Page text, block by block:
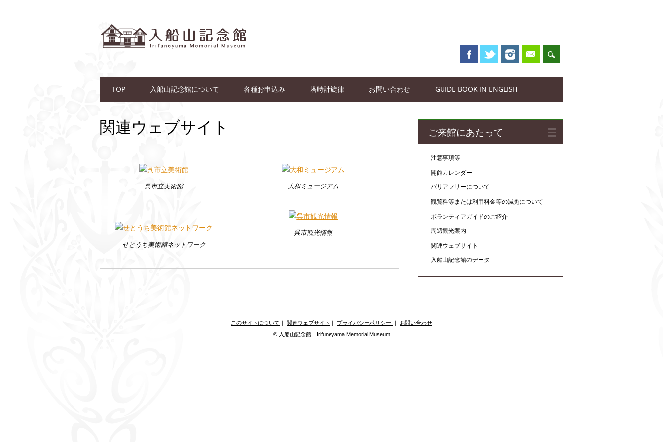
Main menu
TOP 入船山記念館について 各種お申込み 塔時計旋律 お問い合わせ GUIDE BOOK IN ENGLISH
関連ウェブサイト
呉市立美術館 大和ミュージアム
せとうち美術館ネットワーク
呉市観光情報
ご来館にあたって
注意事項等
開館カレンダー
バリアフリーについて
観覧料等または利用料金等の減免について
ボランティアガイドのご紹介
周辺観光案内
関連ウェブサイト
入船山記念館のデータ
このサイトについて ｜ 関連ウェブサイト ｜ プライバシーポリシー ｜ お問い合わせ
© 入船山記念館｜Irifuneyama Memorial Museum